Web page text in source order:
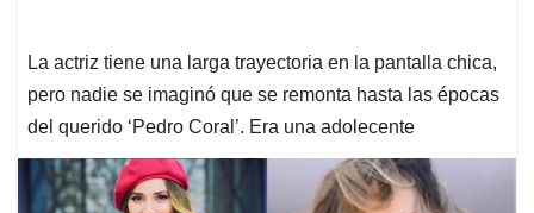
La actriz tiene una larga trayectoria en la pantalla chica,
pero nadie se imaginó que se remonta hasta las épocas
del querido ‘Pedro Coral’. Era una adolecente